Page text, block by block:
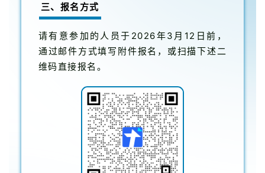
三、报名方式
请有意参加的人员于2026年3月12日前，
通过邮件方式填写附件报名，或扫描下述二
维码直接报名。